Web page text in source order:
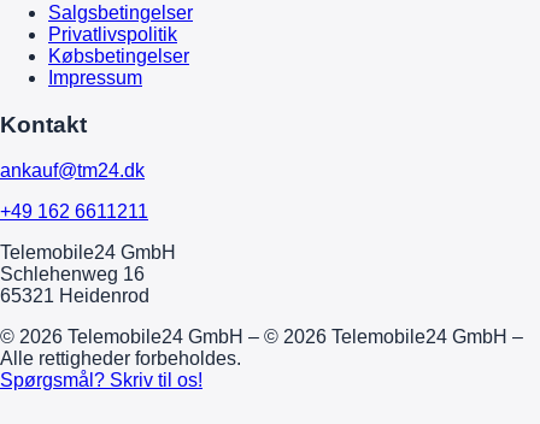
Salgsbetingelser
Privatlivspolitik
Købsbetingelser
Impressum
Kontakt
ankauf@tm24.dk
+49 162 6611211
Telemobile24 GmbH
Schlehenweg 16
65321 Heidenrod
© 2026 Telemobile24 GmbH – © 2026 Telemobile24 GmbH –
Alle rettigheder forbeholdes.
Spørgsmål? Skriv til os!